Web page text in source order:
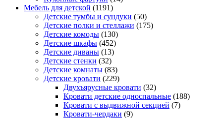
Мебель для детской (1191)
Детские тумбы и сундуки (50)
Детские полки и стеллажи (175)
Детские комоды (130)
Детские шкафы (452)
Детские диваны (13)
Детские стенки (32)
Детские комнаты (83)
Детские кровати (229)
Двухъярусные кровати (32)
Кровати детские односпальные (188)
Кровати с выдвижной секцией (7)
Кровати-чердаки (9)